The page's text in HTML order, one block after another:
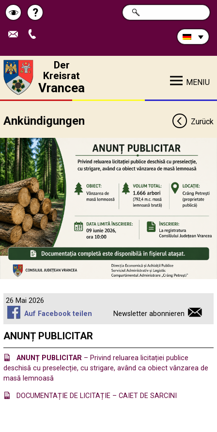
Schimbă
contrastul
Pagina
de
?
Durchsuchen
Sie
SUCHE
Der
Kreisrat
Vrancea MENIU
Ankündigungen Zurück
26 Mai 2026
Auf Facebook teilen
Newsletter abonnieren
ANUNȚ PUBLICITAR
ANUNȚ PUBLICITAR – Privind reluarea licitației publice
deschisă cu preselecție, cu strigare, având ca obiect vânzarea de
masă lemnoasă
DOCUMENTAȚIE DE LICITAȚIE – CAIET DE SARCINI